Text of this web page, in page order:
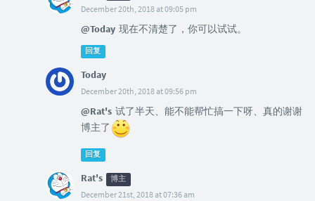
December 20th, 2018 at 09:05 pm
@Today 现在不清楚了，你可以试试。
回复
Today
December 20th, 2018 at 09:56 pm
@Rat's 试了半天、能不能帮忙搞一下呀、真的谢谢
博主了
回复
Rat's 博主
December 21st, 2018 at 07:36 am